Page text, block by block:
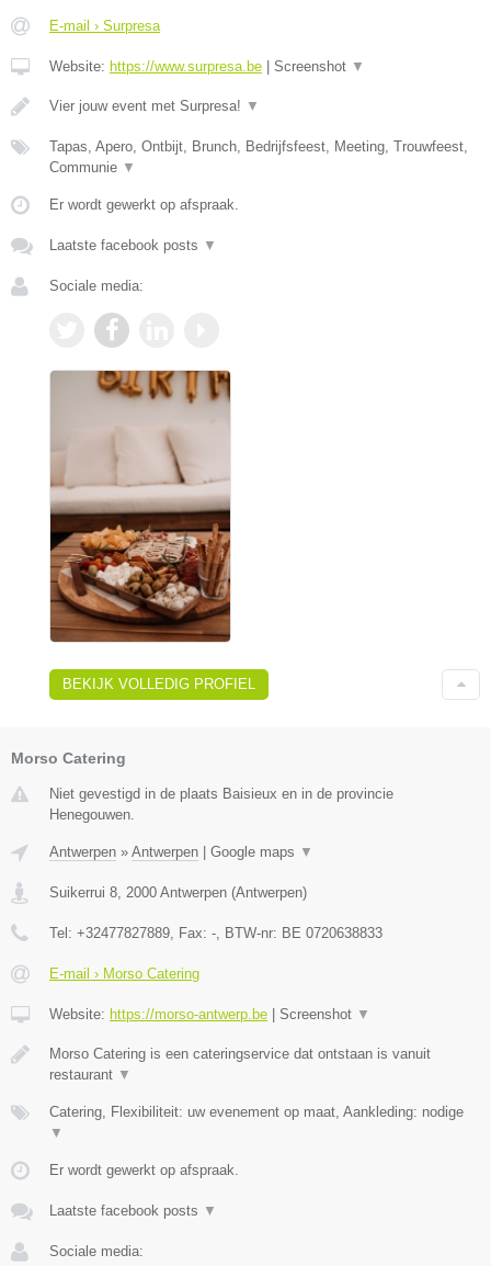
E-mail › Surpresa
Website: https://www.surpresa.be Screenshot ▼
Vier jouw event met Surpresa! ▼
Tapas, Apero, Ontbijt, Brunch, Bedrijfsfeest, Meeting, Trouwfeest,
Communie ▼
Er wordt gewerkt op afspraak.
Laatste facebook posts ▼
Sociale media:
BEKIJK VOLLEDIG PROFIEL
Morso Catering
Niet gevestigd in de plaats Baisieux en in de provincie
Henegouwen.
Antwerpen » Antwerpen Google maps ▼
Suikerrui 8, 2000 Antwerpen (Antwerpen)
Tel: +32477827889, Fax: -, BTW-nr: BE 0720638833
E-mail › Morso Catering
Website: https://morso-antwerp.be Screenshot ▼
Morso Catering is een cateringservice dat ontstaan is vanuit
restaurant ▼
Catering, Flexibiliteit: uw evenement op maat, Aankleding: nodige
▼
Er wordt gewerkt op afspraak.
Laatste facebook posts ▼
Sociale media: